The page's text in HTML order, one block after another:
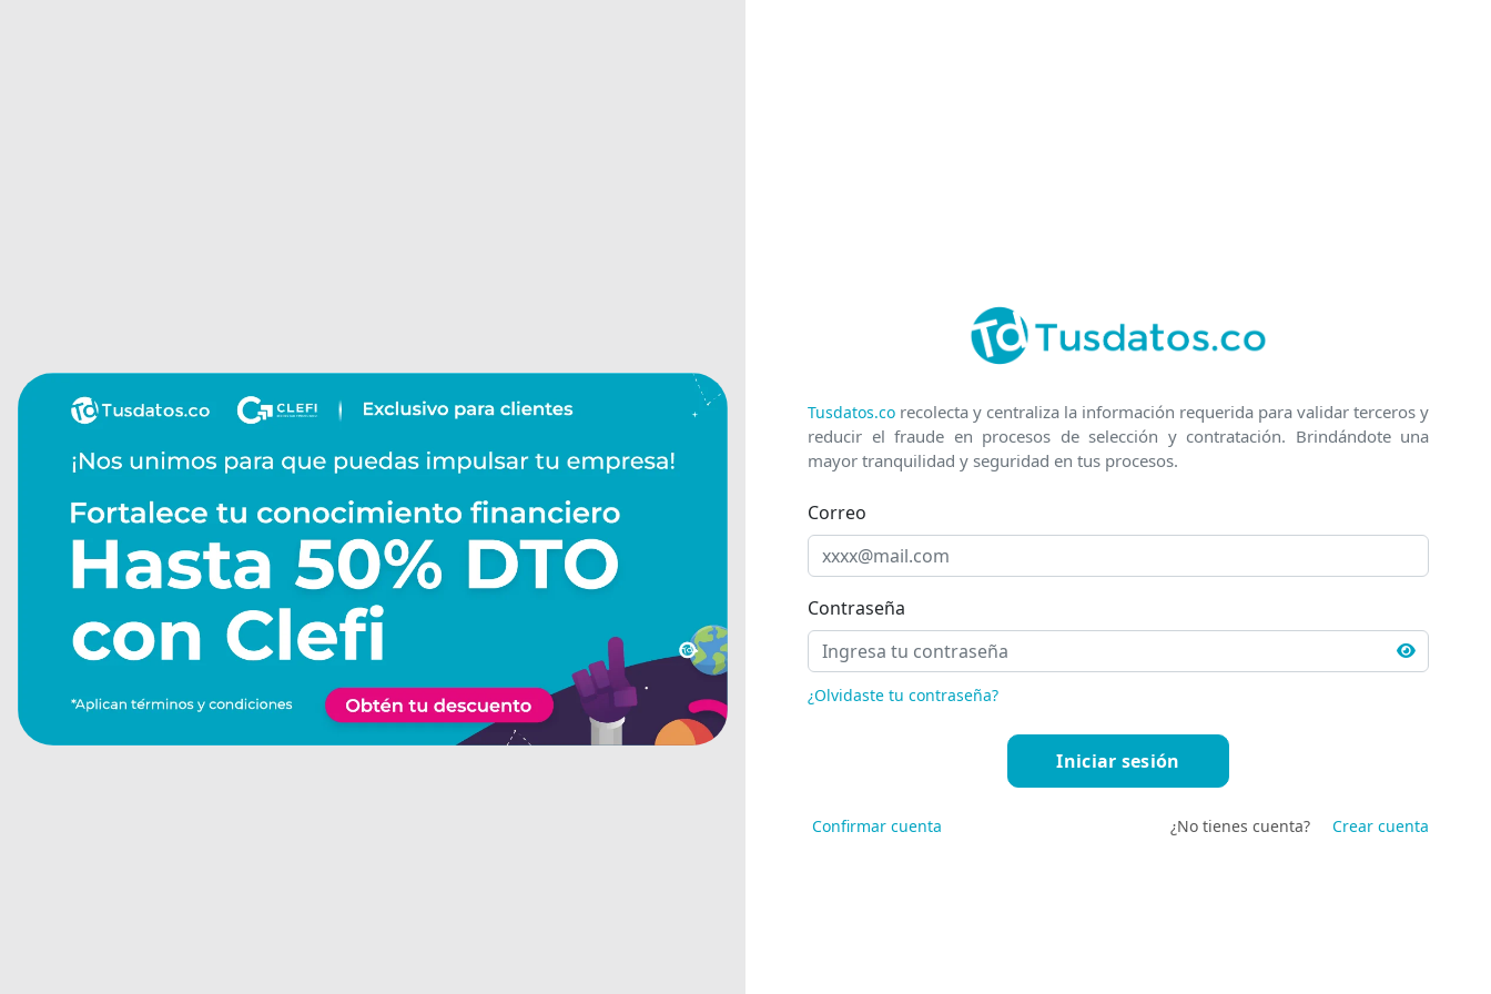
Tusdatos.co recolecta y centraliza la información requerida para validar terceros y
reducir el fraude en procesos de selección y contratación. Brindándote una
mayor tranquilidad y seguridad en tus procesos.
Correo
Contraseña
¿Olvidaste tu contraseña?
Confirmar cuenta ¿No tienes cuenta? Crear cuenta